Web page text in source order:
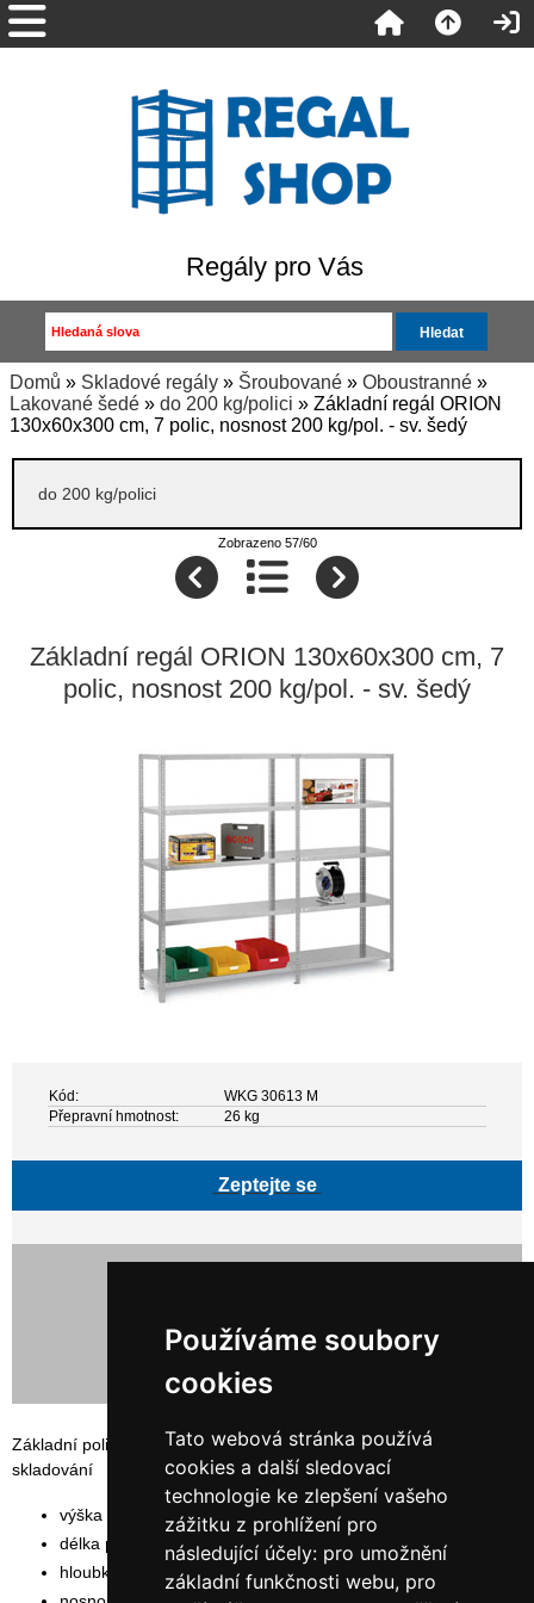
Používáme soubory
cookies
Tato webová stránka používá
cookies a další sledovací
technologie ke zlepšení vašeho
zážitku z prohlížení pro
následující účely: pro umožnění
základní funkčnosti webu, pro
Regály pro Vás
Domů » Skladové regály » Šroubované » Oboustranné »
Lakované šedé » do 200 kg/polici » Základní regál ORION
130x60x300 cm, 7 polic, nosnost 200 kg/pol. - sv. šedý
do 200 kg/polici
Zobrazeno 57/60
Základní regál ORION 130x60x300 cm, 7
polic, nosnost 200 kg/pol. - sv. šedý
Kód:
WKG 30613 M
Přepravní hmotnost:
26 kg
Zeptejte se
Základní policový, šroubovaný regál ORION PLUS vhodný pro
skladování
výška rámu: 300 cm
délka polic: 130 cm
hloubka polic: 60 cm